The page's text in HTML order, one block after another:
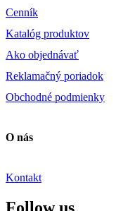
Cenník
Katalóg produktov
Ako objednávať
Reklamačný poriadok
Obchodné podmienky
O nás
Kontakt